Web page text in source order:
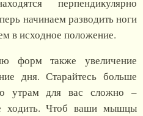
начинаем разводить ноги
в исходное положение.
форм также увеличение
дня. Старайтесь больше
утрам для вас сложно –
ходить. Чтоб ваши мышцы